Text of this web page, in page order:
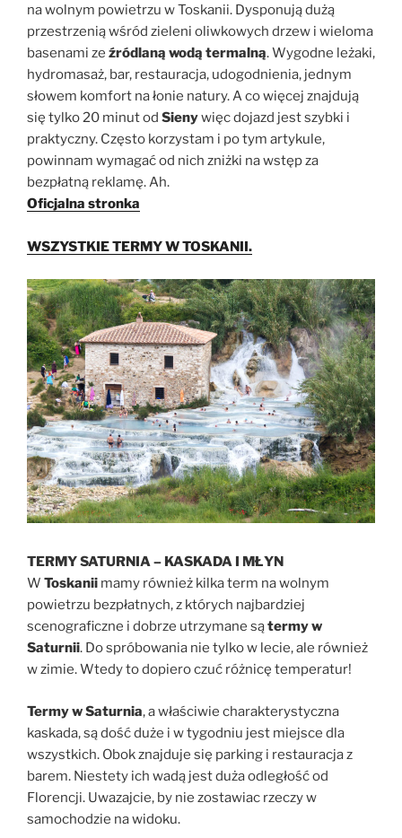
na wolnym powietrzu w Toskanii. Dysponują dużą
przestrzenią wśród zieleni oliwkowych drzew i wieloma
basenami ze źródlaną wodą termalną. Wygodne leżaki,
hydromasaż, bar, restauracja, udogodnienia, jednym
słowem komfort na łonie natury. A co więcej znajdują
się tylko 20 minut od Sienywięc dojazd jest szybki i
praktyczny. Często korzystam i po tym artykule,
powinnam wymagać od nich zniżki na wstęp za
bezpłatną reklamę. Ah.
Oficjalna stronka
WSZYSTKIE TERMY W TOSKANII.
TERMY SATURNIA – KASKADA I MŁYN
W Toskanii mamy również kilka term na wolnym
powietrzu bezpłatnych, z których najbardziej
scenograficzne i dobrze utrzymane sątermy w
Saturnii. Do spróbowania nie tylko w lecie, ale również
w zimie. Wtedy to dopiero czuć różnicę temperatur!
Termy w Saturnia, a właściwie charakterystyczna
kaskada, są dość duże i w tygodniu jest miejsce dla
wszystkich. Obok znajduje się parking i restauracja z
barem. Niestety ich wadą jest duża odległość od
Florencji. Uwazajcie, by nie zostawiac rzeczy w
samochodzie na widoku.